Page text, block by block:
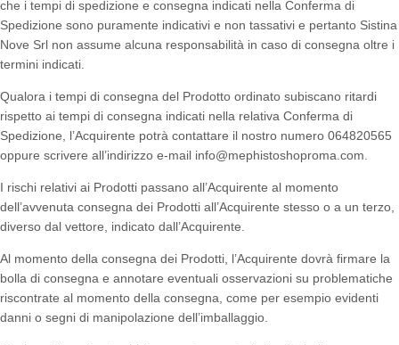
che i tempi di spedizione e consegna indicati nella Conferma di
Spedizione sono puramente indicativi e non tassativi e pertanto Sistina
Nove Srl non assume alcuna responsabilità in caso di consegna oltre i
termini indicati.
Qualora i tempi di consegna del Prodotto ordinato subiscano ritardi
rispetto ai tempi di consegna indicati nella relativa Conferma di
Spedizione, l’Acquirente potrà contattare il nostro numero 064820565
oppure scrivere all’indirizzo e-mail info@mephistoshoproma.com.
I rischi relativi ai Prodotti passano all’Acquirente al momento
dell’avvenuta consegna dei Prodotti all’Acquirente stesso o a un terzo,
diverso dal vettore, indicato dall’Acquirente.
Al momento della consegna dei Prodotti, l’Acquirente dovrà firmare la
bolla di consegna e annotare eventuali osservazioni su problematiche
riscontrate al momento della consegna, come per esempio evidenti
danni o segni di manipolazione dell’imballaggio.